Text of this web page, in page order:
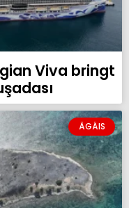
Viva bringt
ÄGÄIS